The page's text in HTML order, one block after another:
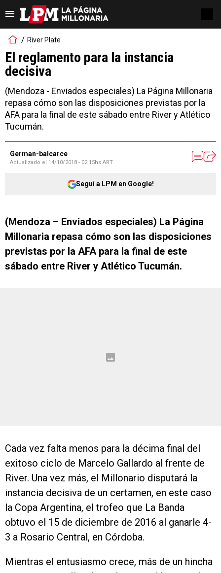
River Plate
El reglamento para la instancia
decisiva
(Mendoza - Enviados especiales) La Página Millonaria
repasa cómo son las disposiciones previstas por la
AFA para la final de este sábado entre River y Atlético
Tucumán.
German-balcarce
Actualizado el 14/10/2018 - 02:15hs ART
Seguí a LPM en Google!
(Mendoza – Enviados especiales) La Página
Millonaria repasa cómo son las disposiciones
previstas por la AFA para la final de este
sábado entre River y Atlético Tucumán.
Cada vez falta menos para la décima final del
exitoso ciclo de Marcelo Gallardo al frente de
River. Una vez más, el Millonario disputará la
instancia decisiva de un certamen, en este caso
la Copa Argentina, el trofeo que La Banda
obtuvo el 15 de diciembre de 2016 al ganarle 4-
3 a Rosario Central, en Córdoba.
Mientras el entusiasmo crece, más de un hincha